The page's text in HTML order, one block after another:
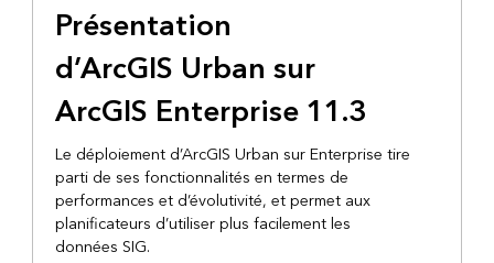
Présentation
d’ArcGIS Urban sur
ArcGIS Enterprise 11.3
Le déploiement d’ArcGIS Urban sur Enterprise tire
parti de ses fonctionnalités en termes de
performances et d’évolutivité, et permet aux
planificateurs d’utiliser plus facilement les
données SIG.